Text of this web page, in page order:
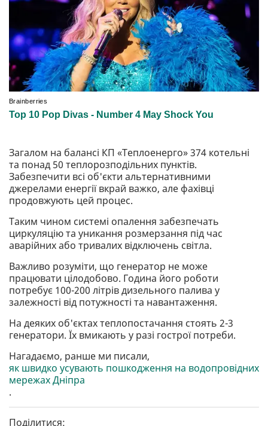
Загалом на балансі КП «Теплоенерго» 374 котельні
та понад 50 теплорозподільних пунктів.
Забезпечити всі об'єкти альтернативними
джерелами енергії вкрай важко, але фахівці
продовжують цей процес.
Таким чином системі опалення забезпечать
циркуляцію та уникання розмерзання під час
аварійних або тривалих відключень світла.
Важливо розуміти, що генератор не може
працювати цілодобово. Година його роботи
потребує 100-200 літрів дизельного палива у
залежності від потужності та навантаження.
На деяких об'єктах теплопостачання стоять 2-3
генератори. Їх вмикають у разі гострої потреби.
Нагадаємо, ранше ми писали,
як швидко усувають пошкодження на водопровідних
мережах Дніпра
.
Поділитися: